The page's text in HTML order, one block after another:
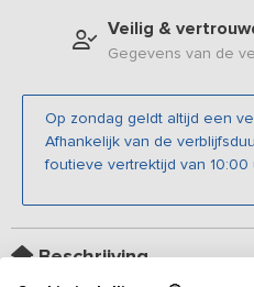
Veilig &
Gegevens van de
Op zondag geldt altijd een
Afhankelijk van de
foutieve vertrektijd van
Beschrijving